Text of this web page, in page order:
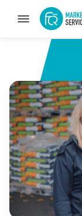
Wat we doen